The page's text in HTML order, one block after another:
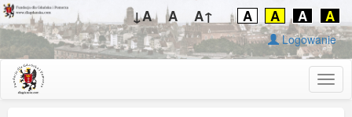
↓A A A↑ A A A A
Logowanie